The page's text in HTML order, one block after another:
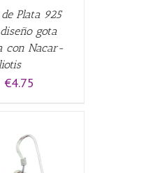
Plata 925
gota
con Nacar-
El
€6.50.
€4.75